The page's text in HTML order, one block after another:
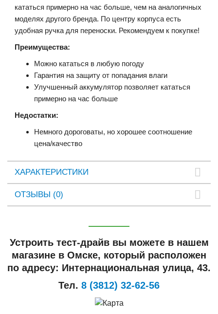
кататься примерно на час больше, чем на аналогичных
моделях другого бренда. По центру корпуса есть
удобная ручка для переноски. Рекомендуем к покупке!
Преимущества:
Можно кататься в любую погоду
Гарантия на защиту от попадания влаги
Улучшенный аккумулятор позволяет кататься
примерно на час больше
Недостатки:
Немного дороговаты, но хорошее соотношение
цена/качество
ХАРАКТЕРИСТИКИ
ОТЗЫВЫ (0)
Устроить тест-драйв вы можете в нашем
магазине в Омске, который расположен
по адресу: Интернациональная улица, 43.
Тел. 8 (3812) 32-62-56